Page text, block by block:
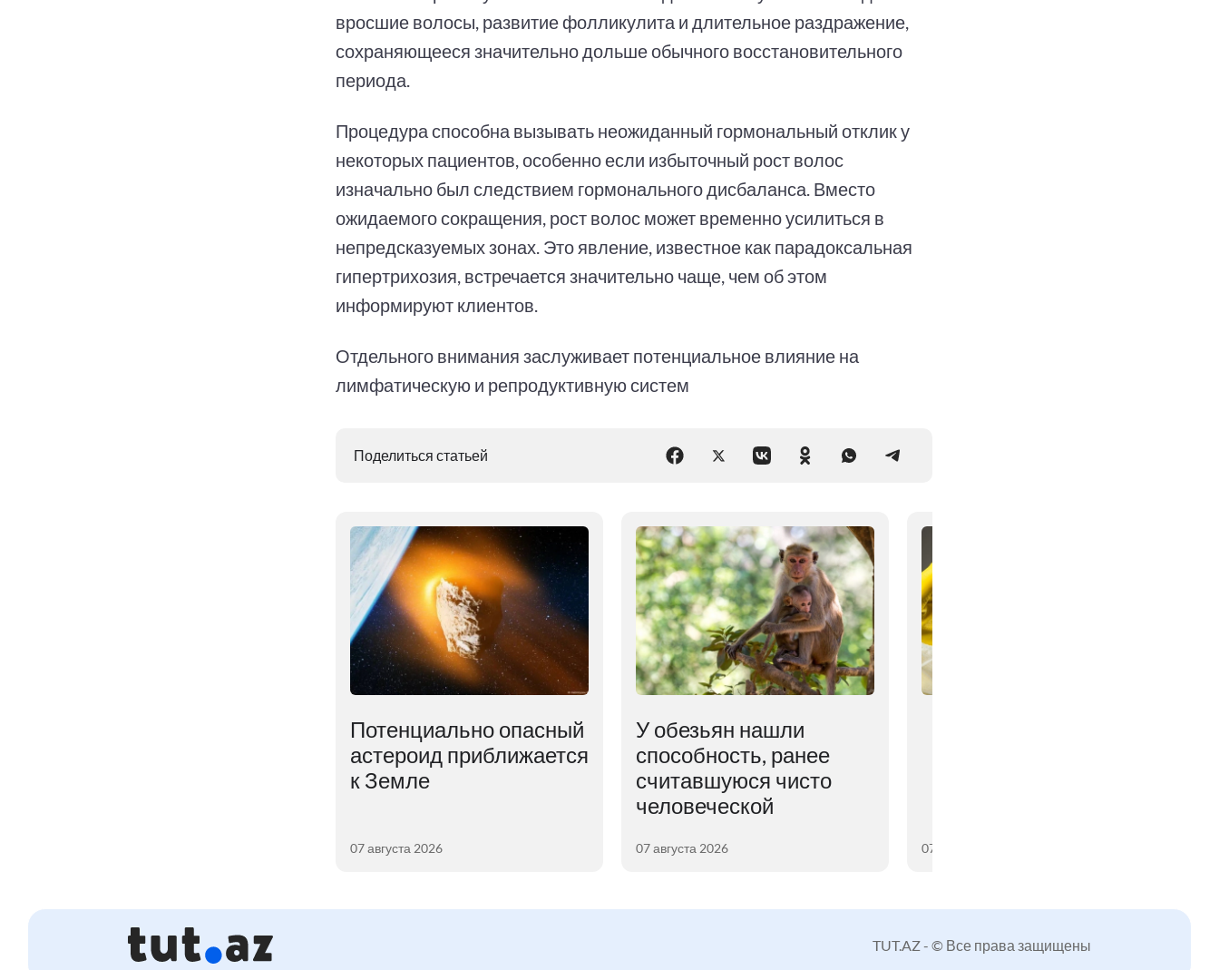
вросшие волосы, развитие фолликулита и длительное раздражение,
сохраняющееся значительно дольше обычного восстановительного
периода.
Процедура способна вызывать неожиданный гормональный отклик у
некоторых пациентов, особенно если избыточный рост волос
изначально был следствием гормонального дисбаланса. Вместо
ожидаемого сокращения, рост волос может временно усилиться в
непредсказуемых зонах. Это явление, известное как парадоксальная
гипертрихозия, встречается значительно чаще, чем об этом
информируют клиентов.
Отдельного внимания заслуживает потенциальное влияние на
лимфатическую и репродуктивную систем
Поделиться статьей
Потенциально опасный
астероид приближается
к Земле
07 августа 2026
У обезьян нашли
способность, ранее
считавшуюся чисто
человеческой
07 августа 2026 07 августа 2026
TUT.AZ - © Все права защищены